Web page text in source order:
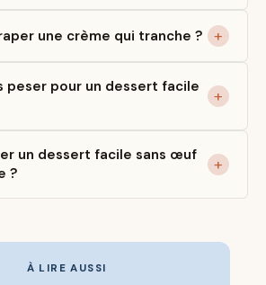
une crème qui tranche ?
peser pour un dessert facile
un dessert facile sans œuf
?
À LIRE AUSSI